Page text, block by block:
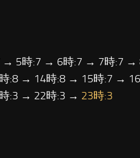
5時:7 → 6時:7 → 7時:7 →
:8 → 14時:8 → 15時:7 →
:3 → 22時:3 → 23時:3